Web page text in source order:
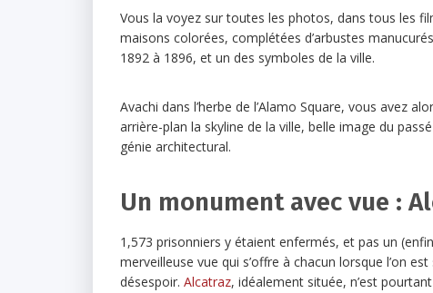
Vous la voyez sur toutes les photos, dans tous les
maisons colorées, complétées d’arbustes
1892 à 1896, et un des symboles de la ville.
Avachi dans l’herbe de l’Alamo Square, vous avez
arrière-plan la skyline de la ville, belle image du
génie architectural.
Un monument avec vue :
1,573 prisonniers y étaient enfermés, et pas un
merveilleuse vue qui s’offre à chacun lorsque l’on
désespoir. Alcatraz, idéalement située, n’est